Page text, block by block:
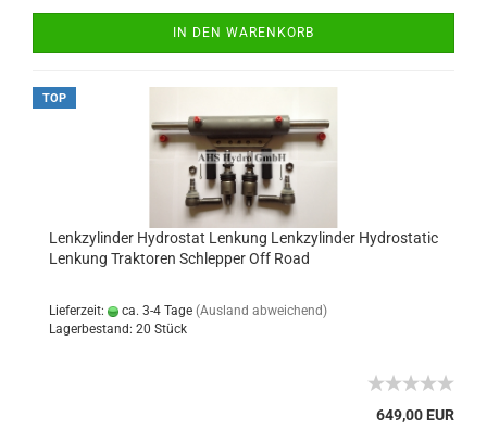
IN DEN WARENKORB
TOP
Lenkzylinder Hydrostat Lenkung Lenkzylinder Hydrostatic
Lenkung Traktoren Schlepper Off Road
Lieferzeit: ca. 3-4 Tage (Ausland abweichend)
Lagerbestand: 20 Stück
649,00 EUR